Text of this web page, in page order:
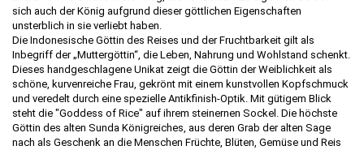
sich auch der König aufgrund dieser göttlichen Eigenschaften
unsterblich in sie verliebt haben.
Die Indonesische Göttin des Reises und der Fruchtbarkeit gilt als
Inbegriff der „Muttergöttin“, die Leben, Nahrung und Wohlstand schenkt.
Dieses handgeschlagene Unikat zeigt die Göttin der Weiblichkeit als
schöne, kurvenreiche Frau, gekrönt mit einem kunstvollen Kopfschmuck
und veredelt durch eine spezielle Antikfinish-Optik. Mit gütigem Blick
steht die "Goddess of Rice" auf ihrem steinernen Sockel. Die höchste
Göttin des alten Sunda Königreiches, aus deren Grab der alten Sage
nach als Geschenk an die Menschen Früchte, Blüten, Gemüse und Reis